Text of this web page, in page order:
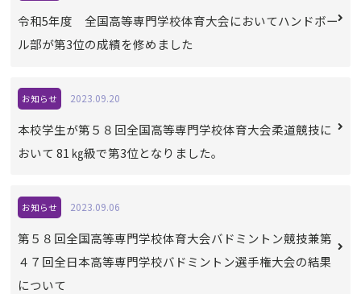
令和5年度 全国高等専門学校体育大会においてハンドボー
ル部が第3位の成績を修めました
お知らせ 2023.09.20
本校学生が第５８回全国高等専門学校体育大会柔道競技に
おいて 81 ㎏級で第3位となりました。
お知らせ 2023.09.06
第５８回全国高等専門学校体育大会バドミントン競技兼第
４７回全日本高等専門学校バドミントン選手権大会の結果
について